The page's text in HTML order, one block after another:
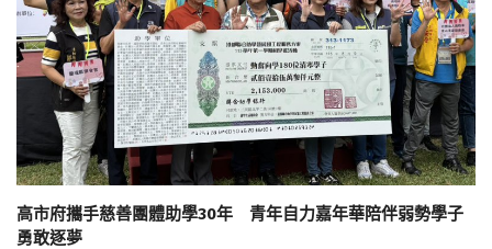
高市府攜手慈善團體助學30年 青年自力嘉年華陪伴弱勢學子
勇敢逐夢